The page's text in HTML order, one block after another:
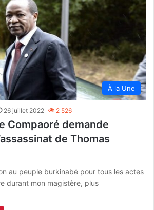
À la Une
26 juillet 2022 2 526
Compaoré demande
de Thomas
au peuple burkinabé pour tous les actes
durant mon magistère, plus